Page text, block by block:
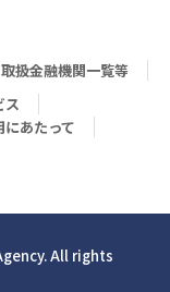
扱金融機関一覧等
ス
あたって
All rights